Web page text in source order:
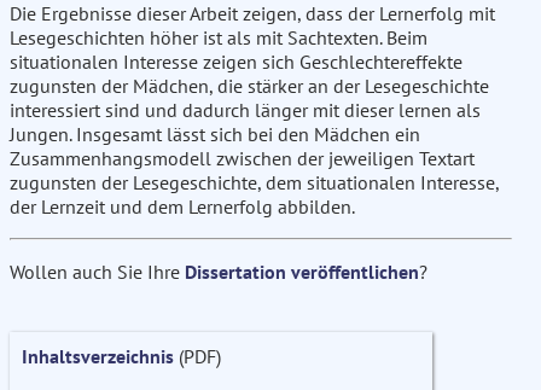
Die Ergebnisse dieser Arbeit zeigen, dass der Lernerfolg mit
Lesegeschichten höher ist als mit Sachtexten. Beim
situationalen Interesse zeigen sich Geschlechtereffekte
zugunsten der Mädchen, die stärker an der Lesegeschichte
interessiert sind und dadurch länger mit dieser lernen als
Jungen. Insgesamt lässt sich bei den Mädchen ein
Zusammenhangsmodell zwischen der jeweiligen Textart
zugunsten der Lesegeschichte, dem situationalen Interesse,
der Lernzeit und dem Lernerfolg abbilden.
Wollen auch Sie Ihre Dissertation veröffentlichen?
Inhaltsverzeichnis (PDF)